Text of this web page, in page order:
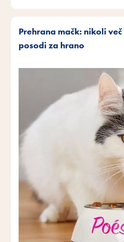
Prehrana mačk: nikoli
posodi za hrano